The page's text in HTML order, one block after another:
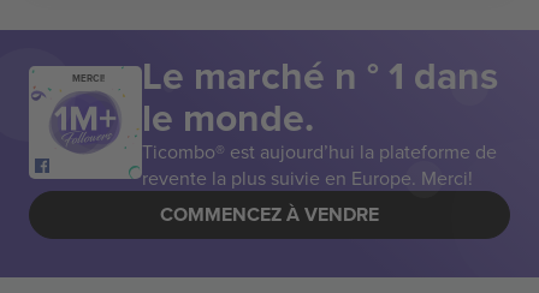
MERCI! Le marché n ° 1 dans
le monde.
Ticombo® est aujourd’hui la plateforme de
revente la plus suivie en Europe. Merci!
COMMENCEZ À VENDRE